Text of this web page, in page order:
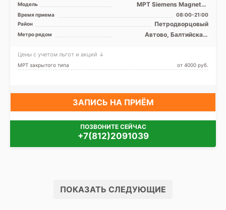
Модель
МРТ Siemens Magneton
Espree 1.5T закрытый тип, КТ
Siemens Somatom Defi ...
Время приема
08:00-21:00
Район
Петродворцовый
Метро рядом
Автово, Балтийская,
Ветеранов
Цены с учетом льгот и акций ↓
МРТ закрытого типа от 4000 pуб.
ЗАПИСЬ НА ПРИЁМ
ПОЗВОНИТЕ СЕЙЧАС
+7(812)2091039
ПОКАЗАТЬ СЛЕДУЮЩИЕ